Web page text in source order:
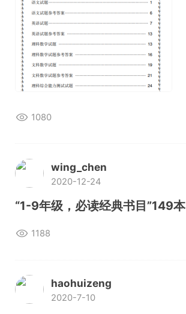
1080
wing_chen
2020-12-24
“1-9年级，必读经典书目”149本
1188
haohuizeng
2020-7-10